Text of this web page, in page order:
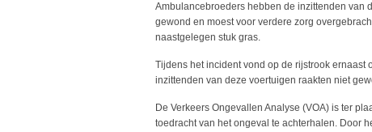
Ambulancebroeders hebben de inzittenden van
gewond en moest voor verdere zorg
naastgelegen stuk gras.
Tijdens het incident vond op de rijstrook ernaast
inzittenden van deze voertuigen raakten niet
De Verkeers Ongevallen Analyse (VOA) is ter
toedracht van het ongeval te achterhalen. Door